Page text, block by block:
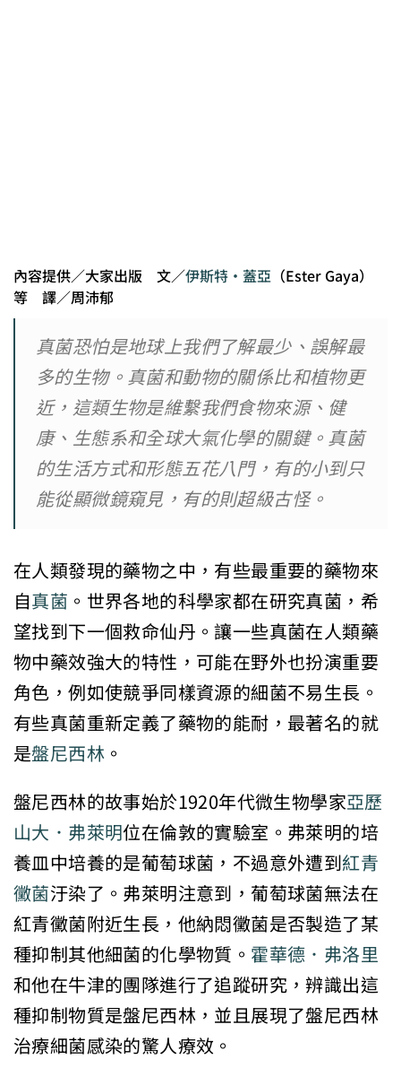
內容提供／大家出版 文／伊斯特・蓋亞 （Ester Gaya）
等 譯／周沛郁
真菌恐怕是地球上我們了解最少、誤解最
多的生物。真菌和動物的關係比和植物更
近，這類生物是維繫我們食物來源、健
康、生態系和全球大氣化學的關鍵。真菌
的生活方式和形態五花八門，有的小到只
能從顯微鏡窺見，有的則超級古怪。
在人類發現的藥物之中，有些最重要的藥物來
自真菌。世界各地的科學家都在研究真菌，希
望找到下一個救命仙丹。讓一些真菌在人類藥
物中藥效強大的特性，可能在野外也扮演重要
角色，例如使競爭同樣資源的細菌不易生長。
有些真菌重新定義了藥物的能耐，最著名的就
是盤尼西林。
盤尼西林的故事始於1920年代微生物學家亞歷
山大．弗萊明位在倫敦的實驗室。弗萊明的培
養皿中培養的是葡萄球菌，不過意外遭到紅青
黴菌汙染了。弗萊明注意到，葡萄球菌無法在
紅青黴菌附近生長，他納悶黴菌是否製造了某
種抑制其他細菌的化學物質。霍華德．弗洛里
和他在牛津的團隊進行了追蹤研究，辨識出這
種抑制物質是盤尼西林，並且展現了盤尼西林
治療細菌感染的驚人療效。